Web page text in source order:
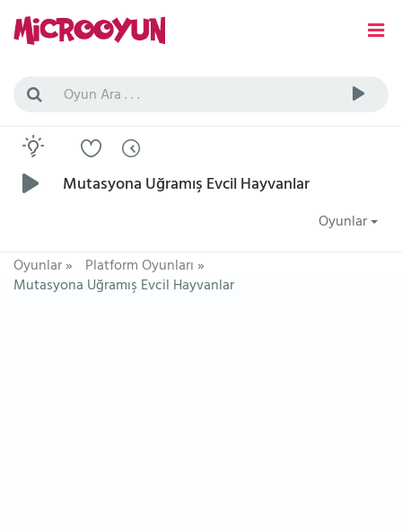
Mutasyona Uğramış Evcil Hayvanlar
Oyunlar
Oyunlar» Platform Oyunları»
Mutasyona Uğramış Evcil Hayvanlar